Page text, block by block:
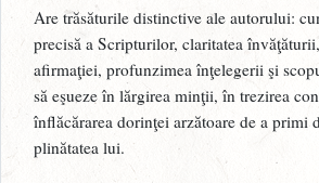
Are trăsăturile distinctive ale autorului:
precisă a Scripturilor, claritatea
afirmaţiei, profunzimea înţelegerii şi
să eşueze în lărgirea minţii, în trezirea
înflăcărarea dorinţei arzătoare de a primi
plinătatea lui.